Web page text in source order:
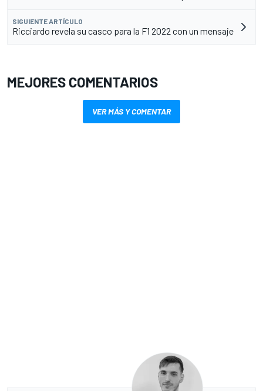
SIGUIENTE ARTÍCULO
Ricciardo revela su casco para la F1 2022 con un mensaje
MEJORES COMENTARIOS
VER MÁS Y COMENTAR